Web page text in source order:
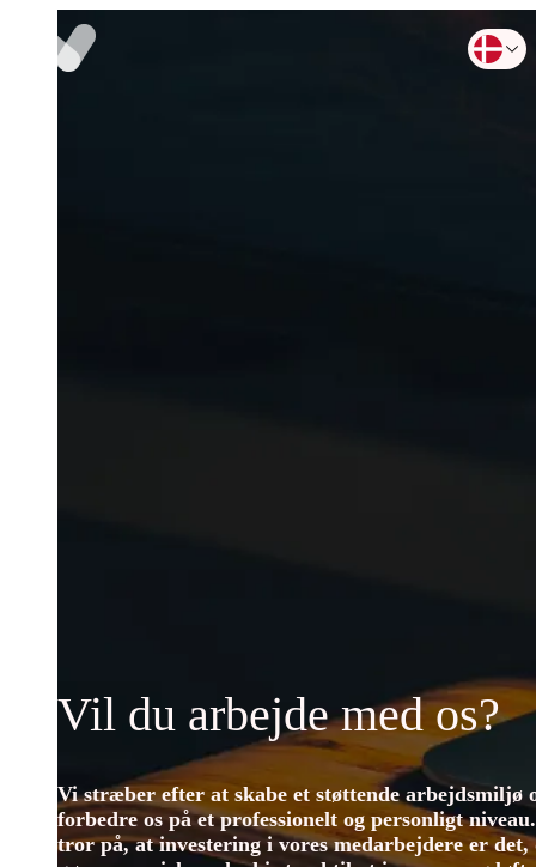
Vil du arbejde med os?
Vi stræber efter at skabe et støttende arbejdsmiljø
forbedre os på et professionelt og personligt
tror på, at investering i vores medarbejdere er det,